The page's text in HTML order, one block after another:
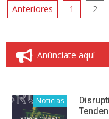
Paginación
entradas
Anteriores 1 2
Anúnciate aquí
Noticias